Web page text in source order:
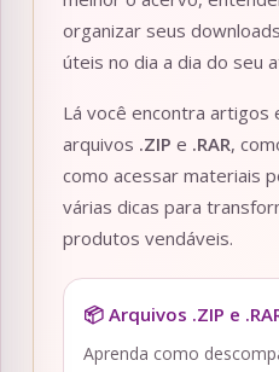
organizar seus
úteis no dia a dia do seu
Lá você encontra artigos
arquivos .ZIP e .RAR,
como acessar materiais
várias dicas para
produtos vendáveis.
📦 Arquivos .ZIP e
Aprenda como